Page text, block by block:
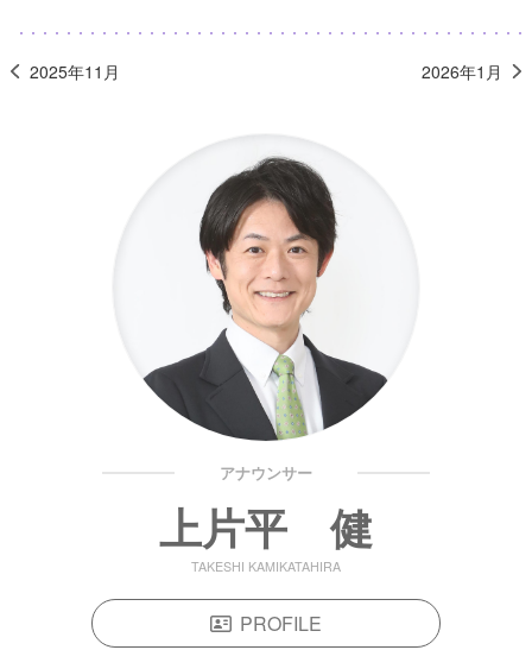
2025年11月 2026年1月
アナウンサー
上片平 健
TAKESHI KAMIKATAHIRA
PROFILE